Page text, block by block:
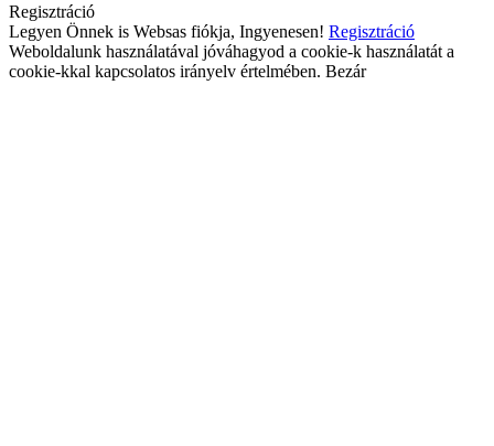
Regisztráció
Legyen Önnek is Websas fiókja, Ingyenesen! Regisztráció
Weboldalunk használatával jóváhagyod a cookie-k használatát a
cookie-kkal kapcsolatos irányelv értelmében. Bezár